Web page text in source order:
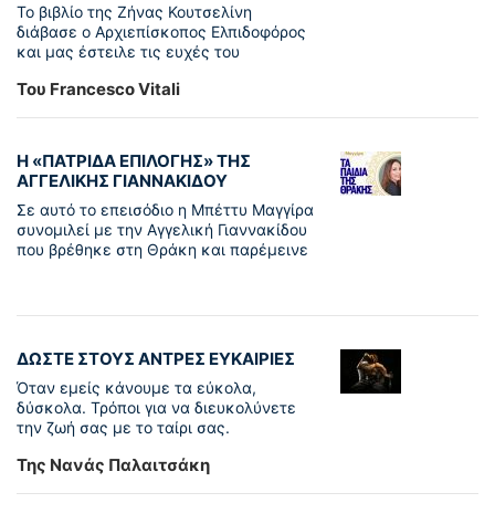
Το βιβλίο της Ζήνας Κουτσελίνη
διάβασε ο Αρχιεπίσκοπος Ελπιδοφόρος
και μας έστειλε τις ευχές του
Του Francesco Vitali
Η «ΠΑΤΡΊΔΑ ΕΠΙΛΟΓΉΣ» ΤΗΣ
ΑΓΓΕΛΙΚΉΣ ΓΙΑΝΝΑΚΊΔΟΥ
Σε αυτό το επεισόδιο η Μπέττυ Μαγγίρα
συνομιλεί με την Αγγελική Γιαννακίδου
που βρέθηκε στη Θράκη και παρέμεινε
ΔΩΣΤΕ ΣΤΟΥΣ ΑΝΤΡΕΣ ΕΥΚΑΙΡΙΕΣ
Όταν εμείς κάνουμε τα εύκολα,
δύσκολα. Τρόποι για να διευκολύνετε
την ζωή σας με το ταίρι σας.
Της Νανάς Παλαιτσάκη